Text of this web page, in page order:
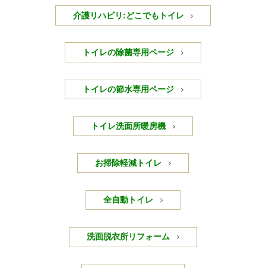
介護リハビリ:どこでもトイレ
トイレの除菌専用ページ
トイレの節水専用ページ
トイレ洗面所暖房機
お掃除軽減トイレ
全自動トイレ
洗面脱衣所リフォーム